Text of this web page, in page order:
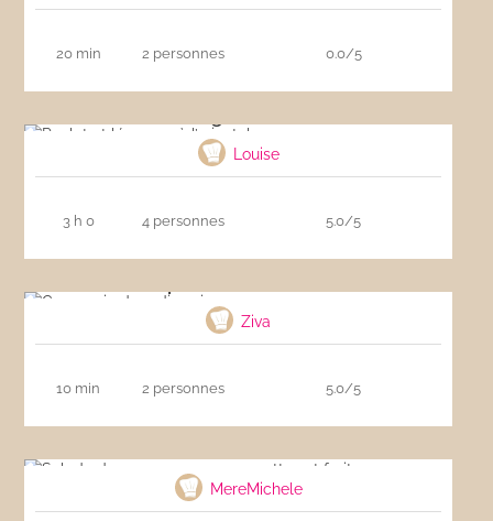
20 min 2 personnes 0.0/5
Louise
3 h 0 4 personnes 5.0/5
Ziva
10 min 2 personnes 5.0/5
Salade de couscous aux courgettes et fruits
MereMichele